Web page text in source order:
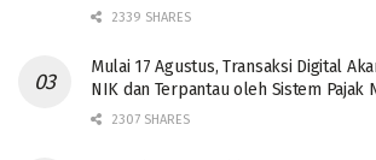
2339 SHARES
Mulai 17 Agustus, Transaksi Digital
NIK dan Terpantau oleh Sistem Pajak
2307 SHARES